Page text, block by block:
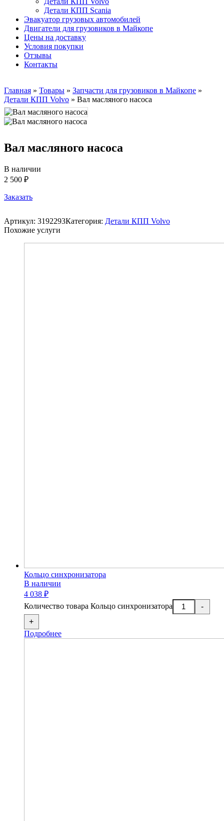
Детали КПП Scania
Эвакуатор грузовых автомобилей
Двигатели для грузовиков в Майкопе
Цены на доставку
Условия покупки
Отзывы
Контакты
Главная » Товары » Запчасти для грузовиков в Майкопе »
Детали КПП Volvo » Вал масляного насоса
Вал масляного насоса
В наличии
2 500 ₽
Заказать
Артикул: 3192293Категория: Детали КПП Volvo
Похожие услуги
Кольцо синхронизатора
В наличии
4 038 ₽
-
Количество товара Кольцо синхронизатора
+
Подробнее